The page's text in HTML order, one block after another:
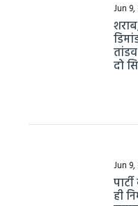
Jun
दो
Jun
ही